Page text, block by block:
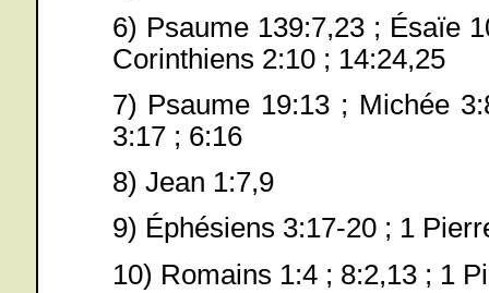
6) Psaume 139:7,23 ; Ésaïe
Corinthiens 2:10 ; 14:24,25
7) Psaume 19:13 ; Michée
3:17 ; 6:16
8) Jean 1:7,9
9) Éphésiens 3:17-20 ; 1
10) Romains 1:4 ; 8:2,13 ; 1